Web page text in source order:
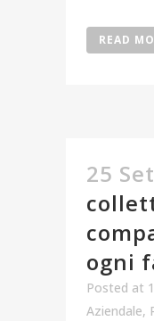
READ
25 Set
ogni
Posted at
Aziendale,